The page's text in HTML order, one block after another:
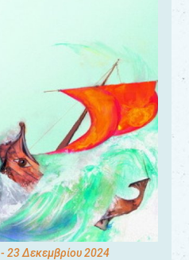
- 23 Δεκεμβρίου 2024